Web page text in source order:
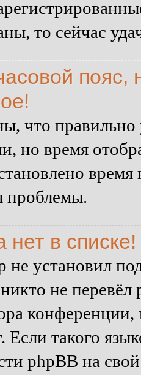
то сейчас
пояс,
что правильно
но время
проблемы.
нет в списке!
не установил
не
Если такого
phpBB на